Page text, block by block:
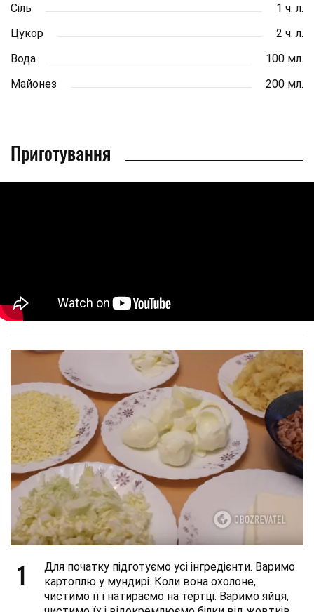
Сіль
1 ч. л.
Цукор
2 ч. л.
Вода
100 мл.
Майонез
200 мл.
Приготування
1
Для початку підготуємо усі інгредієнти. Варимо
картоплю у мундирі. Коли вона охолоне,
чистимо її і натираємо на тертці. Варимо яйця,